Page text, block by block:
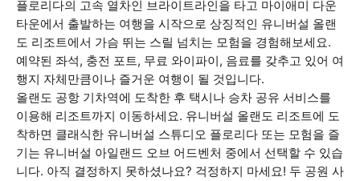
플로리다의 고속 열차인 브라이트라인을 타고 마이애미 다운
타운에서 출발하는 여행을 시작으로 상징적인 유니버설 올랜
도 리조트에서 가슴 뛰는 스릴 넘치는 모험을 경험해보세요.
예약된 좌석, 충전 포트, 무료 와이파이, 음료를 갖추고 있어 여
행지 자체만큼이나 즐거운 여행이 될 것입니다.
올랜도 공항 기차역에 도착한 후 택시나 승차 공유 서비스를
이용해 리조트까지 이동하세요. 유니버설 올랜도 리조트에 도
착하면 클래식한 유니버설 스튜디오 플로리다 또는 모험을 즐
기는 유니버설 아일랜드 오브 어드벤처 중에서 선택할 수 있습
니다. 아직 결정하지 못하셨나요? 걱정하지 마세요! 두 공원 사